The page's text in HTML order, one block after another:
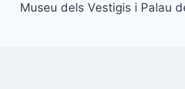
Museu dels Vestigis i Palau